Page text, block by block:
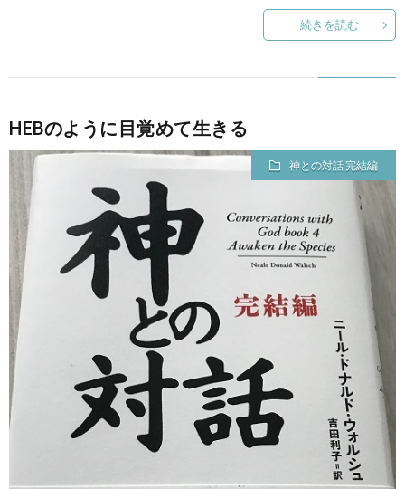
続きを読む
HEBのように目覚めて生きる
神との対話 完結編